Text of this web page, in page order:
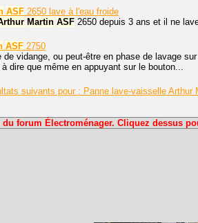
ASF 2650 lave à l'eau froide
Martin ASF 2650 depuis 3 ans et il ne
ASF 2750
vidange, ou peut-être en phase de lavage
dire que même en appuyant sur le bouton...
suivants pour : Panne lave-vaisselle Arthur
forum Électroménager. Cliquez dessus